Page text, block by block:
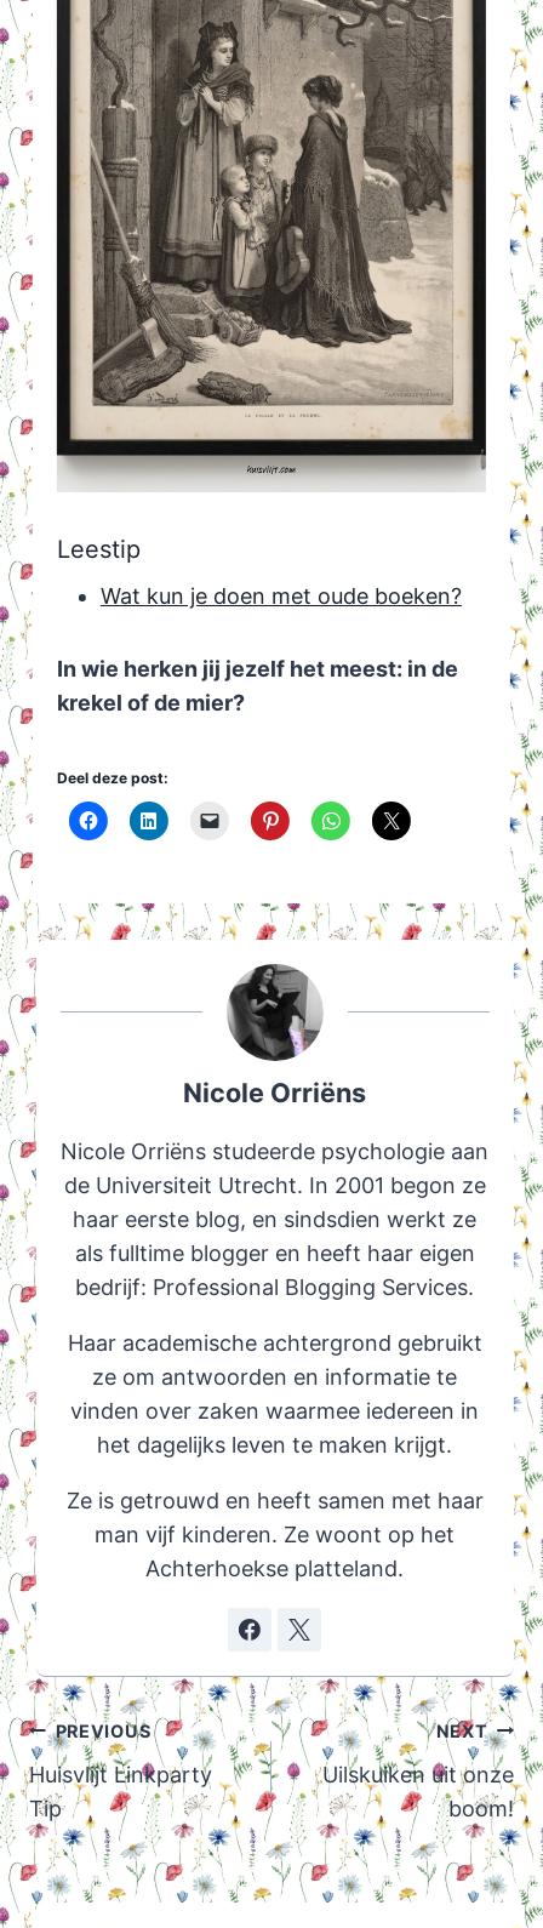
Leestip
Wat kun je doen met oude boeken?
In wie herken jij jezelf het meest: in de
krekel of de mier?
Deel deze post:
Nicole Orriëns
Nicole Orriëns studeerde psychologie aan
de Universiteit Utrecht. In 2001 begon ze
haar eerste blog, en sindsdien werkt ze
als fulltime blogger en heeft haar eigen
bedrijf: Professional Blogging Services.
Haar academische achtergrond gebruikt
ze om antwoorden en informatie te
vinden over zaken waarmee iedereen in
het dagelijks leven te maken krijgt.
Ze is getrouwd en heeft samen met haar
man vijf kinderen. Ze woont op het
Achterhoekse platteland.
Post
navigation
PREVIOUS
Huisvlijt Linkparty
Tip
NEXT
Uilskuiken uit onze
boom!